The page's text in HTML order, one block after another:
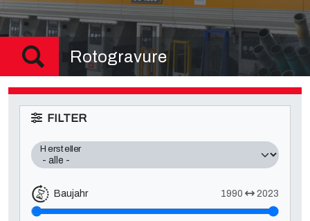
Rotogravure
FILTER
Hersteller
Baujahr 1990 2023